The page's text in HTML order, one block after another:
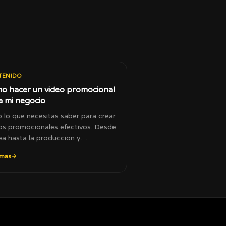
hacer un video promocional
mi negocio
lo que necesitas saber para crear
promocionales efectivos. Desde
hasta la produccion y